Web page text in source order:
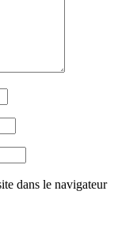
dans le navigateur